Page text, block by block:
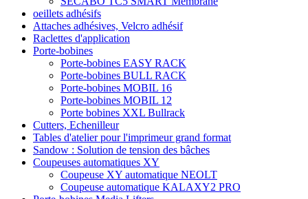
oeillets adhésifs
Attaches adhésives, Velcro adhésif
Raclettes d'application
Porte-bobines
Porte-bobines EASY RACK
Porte-bobines BULL RACK
Porte-bobines MOBIL 16
Porte-bobines MOBIL 12
Porte bobines XXL Bullrack
Cutters, Echenilleur
Tables d'atelier pour l'imprimeur grand format
Sandow : Solution de tension des bâches
Coupeuses automatiques XY
Coupeuse XY automatique NEOLT
Coupeuse automatique KALAXY2 PRO